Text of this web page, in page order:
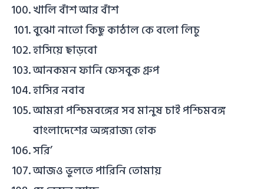
খালি বাঁশ আর বাঁশ
বুঝো নাতো কিছু কাঠাল কে বলো লিচু
হাসিয়ে ছাড়বো
আনকমন ফানি ফেসবুক গ্রুপ
হাসির নবাব
আমরা পশ্চিমবঙ্গের সব মানুষ চাই পশ্চিমবঙ্গ
বাংলাদেশের অঙ্গরাজ্য হোক
সরি’
আজও ভুলতে পারিনি তোমায়